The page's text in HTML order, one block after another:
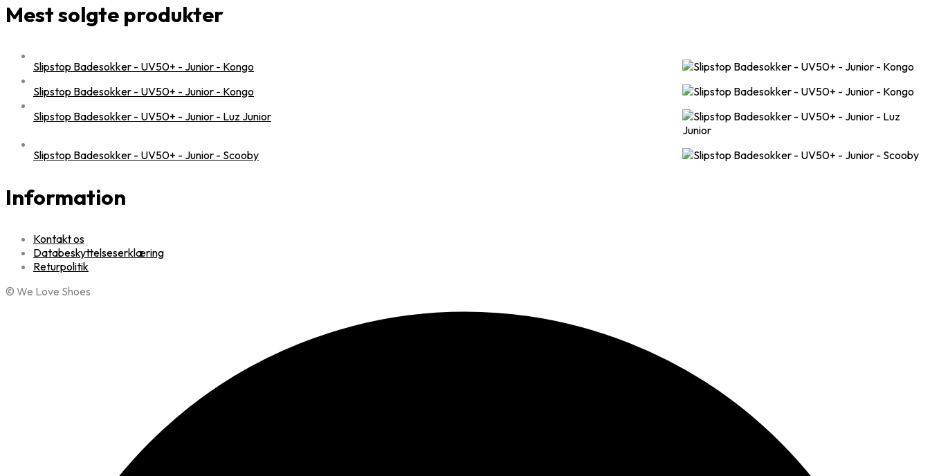
Mest solgte produkter
Slipstop Badesokker - UV50+ - Junior - Kongo
Slipstop Badesokker - UV50+ - Junior - Kongo
Slipstop Badesokker - UV50+ - Junior - Luz Junior
Slipstop Badesokker - UV50+ - Junior - Scooby
Information
Kontakt os
Databeskyttelseserklæring
Returpolitik
© We Love Shoes